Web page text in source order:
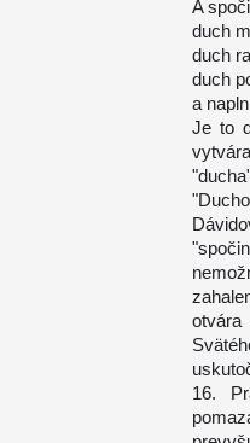
A
duch
duch
duch
a
Je to
16.